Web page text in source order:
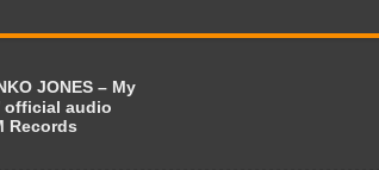
JONES – My
official audio
Records